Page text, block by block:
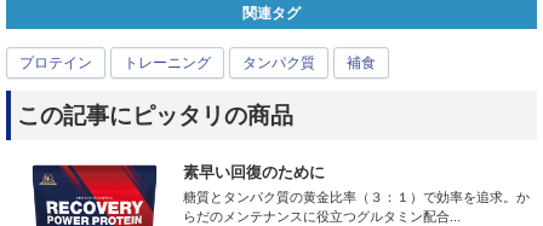
関連タグ
プロテイン トレーニング タンパク質 補食
この記事にピッタリの商品
素早い回復のために
糖質とタンパク質の黄金比率（３：１）で効率を追求。か
らだのメンテナンスに役立つグルタミン配合...